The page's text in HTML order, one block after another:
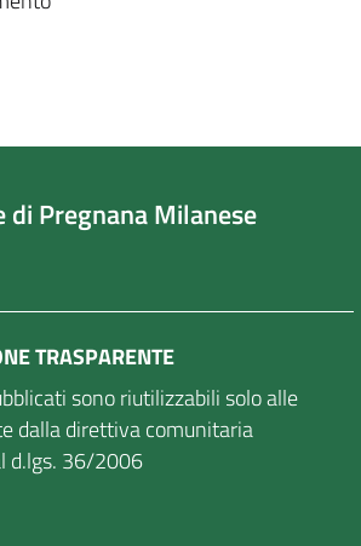
di Pregnana Milanese
TRASPARENTE
sono riutilizzabili solo alle
dalla direttiva comunitaria
d.lgs. 36/2006